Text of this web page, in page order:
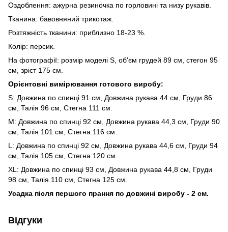
Оздоблення: ажурна резиночка по горловині та низу рукавів.
Тканина: бавовняний трикотаж.
Розтяжність тканини: приблизно 18-23 %.
Колір: персик.
На фотографії: розмір моделі S, об'єм грудей 89 см, стегон 95
см, зріст 175 см.
Орієнтовні вимірювання готового виробу:
S: Довжина по спинці 91 см, Довжина рукава 44 см, Груди 86
см, Талія 96 см, Стегна 111 см.
M: Довжина по спинці 92 см, Довжина рукава 44,3 см, Груди 90
см, Талія 101 см, Стегна 116 см.
L: Довжина по спинці 92 см, Довжина рукава 44,6 см, Груди 94
см, Талія 105 см, Стегна 120 см.
XL: Довжина по спинці 93 см, Довжина рукава 44,8 см, Груди
98 см, Талія 110 см, Стегна 125 см.
Усадка після першого прання по довжині виробу - 2 см.
Відгуки